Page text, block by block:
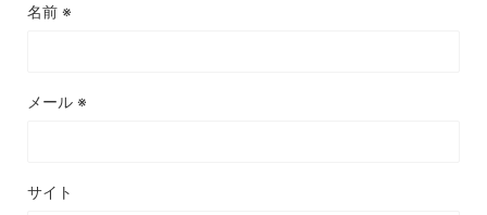
名前 ※
メール ※
サイト